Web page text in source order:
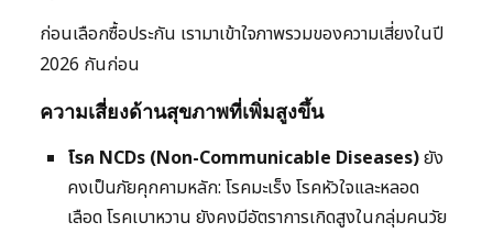
ก่อนเลือกซื้อประกัน เรามาเข้าใจภาพรวมของความเสี่ยงในปี
2026 กันก่อน
ความเสี่ยงด้านสุขภาพที่เพิ่มสูงขึ้น
โรค NCDs (Non-Communicable Diseases)ยัง
คงเป็นภัยคุกคามหลัก: โรคมะเร็ง โรคหัวใจและหลอด
เลือด โรคเบาหวาน ยังคงมีอัตราการเกิดสูงในกลุ่มคนวัย